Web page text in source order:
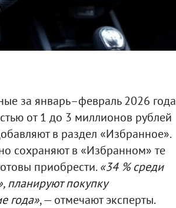
за январь–февраль 2026 года
от 1 до 3 миллионов рублей
в раздел «Избранное».
сохраняют в «Избранном» те
приобрести.«34 % среди
планируют покупку
года», — отмечают эксперты.